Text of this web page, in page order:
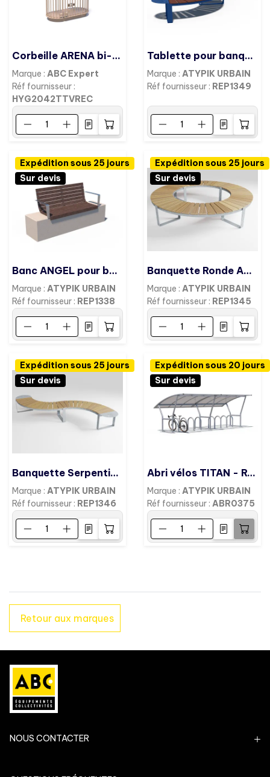
Corbeille ARENA bi-flux vigipirate
Marque : ABC Expert
Réf fournisseur :
HYG2042TTVREC
Tablette pour banquette ANGELO
Marque : ATYPIK URBAIN
Réf fournisseur : REP1349
Expédition sous 25 jours
Sur devis
Banc ANGEL pour banc béton- plastique recyclé-
Marque : ATYPIK URBAIN
Réf fournisseur : REP1338
Expédition sous 25 jours
Sur devis
Banquette Ronde ANGELO Ø2300
Marque : ATYPIK URBAIN
Réf fournisseur : REP1345
Expédition sous 25 jours
Sur devis
Banquette Serpentin ANGELO
Marque : ATYPIK URBAIN
Réf fournisseur : REP1346
Expédition sous 20 jours
Sur devis
Abri vélos TITAN - Robuste combinable
Marque : ATYPIK URBAIN
Réf fournisseur : ABR0375
Retour aux marques
NOUS CONTACTER